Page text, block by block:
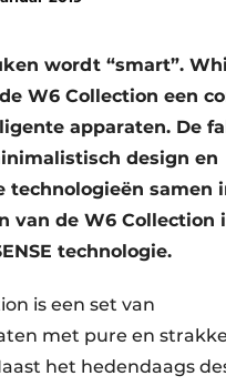
statement
wordt “smart”.
W6 Collection een
apparaten. De
design en
technologieën samen
van de W6 Collection
technologie.
is een set van
met pure en
het hedendaags